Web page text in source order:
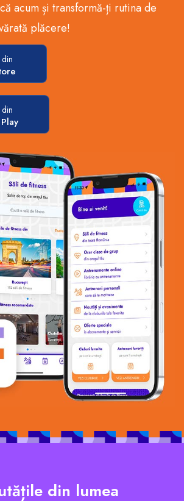
acum și transformă-ți rutina de
plăcere!
din lumea